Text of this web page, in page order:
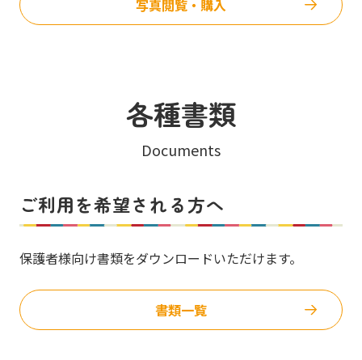
写真閲覧・購入
各種書類
Documents
ご利用を希望される方へ
保護者様向け書類をダウンロードいただけます。
書類一覧